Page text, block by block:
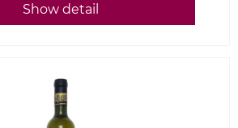
Show detail